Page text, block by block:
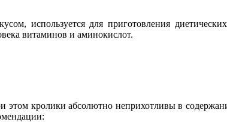
используется для приготовления
витаминов и аминокислот.
этом кролики абсолютно неприхотливы в